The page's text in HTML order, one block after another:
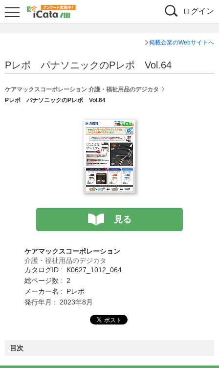
ログイン
掲載企業のWebサイトへ
Pレポ パナソニックのPレポ Vol.64
ケアマックスコーポレーション 介護・福祉用品のデジカタ
Pレポ パナソニックのPレポ Vol.64
見る
ケアマックスコーポレーション
介護・福祉用品のデジカタ
カタログID : K0627_1012_064
総ページ数 : 2
メーカー名 : Pレポ
発行年月 : 2023年8月
目次